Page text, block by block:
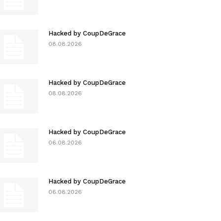
Hacked by CoupDeGrace
08.08.2026
Hacked by CoupDeGrace
08.08.2026
Hacked by CoupDeGrace
06.08.2026
Hacked by CoupDeGrace
06.08.2026